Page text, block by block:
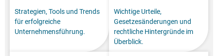
Strategien, Tools und Trends
für erfolgreiche
Unternehmensführung.
Wichtige Urteile,
Gesetzesänderungen und
rechtliche Hintergründe im
Überblick.